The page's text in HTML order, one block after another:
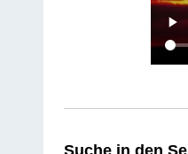
Suche in den